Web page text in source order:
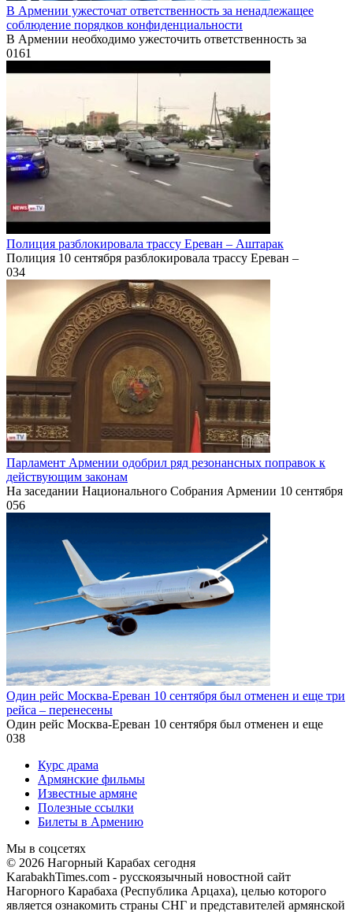
В Армении ужесточат ответственность за ненадлежащее
соблюдение порядков конфиденциальности
В Армении необходимо ужесточить ответственность за
0161
Полиция разблокировала трассу Ереван – Аштарак
Полиция 10 сентября разблокировала трассу Ереван –
034
Парламент Армении одобрил ряд резонансных поправок к
действующим законам
На заседании Национального Собрания Армении 10 сентября
056
Один рейс Москва-Ереван 10 сентября был отменен и еще три
рейса – перенесены
Один рейс Москва-Ереван 10 сентября был отменен и еще
038
Курс драма
Армянские фильмы
Известные армяне
Полезные ссылки
Билеты в Армению
Мы в соцсетях
© 2026 Нагорный Карабах сегодня
KarabakhTimes.com - русскоязычный новостной сайт
Нагорного Карабаха (Республика Арцаха), целью которого
является ознакомить страны СНГ и представителей армянской